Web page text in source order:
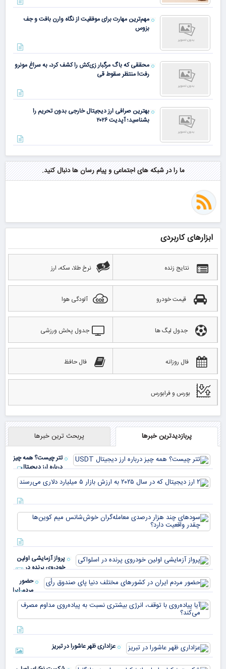
مهم‌ترین مهارت برای موفقیت از نگاه وارن بافت و جف
بزوس
محققی که باگ مرگبار زی‌کش را کشف کرد، به سراغ مونرو
رفت! منتظر سقوط قی
بهترین صرافی ارز دیجیتال خارجی بدون تحریم را
بشناسید؛ آپدیت ۲۰۲۶
ما را در شبکه های اجتماعی و پیام رسان ها دنبال کنید.
ابزارهای کاربردی
نتایج زنده نرخ طلا، سکه، ارز
قیمت خودرو آلودگی هوا
جدول لیگ ها جدول پخش ورزشی
فال روزانه فال حافظ
بورس و فرابورس
پربازدیدترین خبرها پربحث ترین خبرها
تتر چیست؟ همه چیز
درباره ارز دیجیتال
USDT
پرواز آزمایشی اولین
خودروی پرنده در
اسلواکی
حضور
مردم ایران
در
کشورهای
مختلف
دنیا پای
صندوق
عزاداری ظهر عاشورا در تبریز